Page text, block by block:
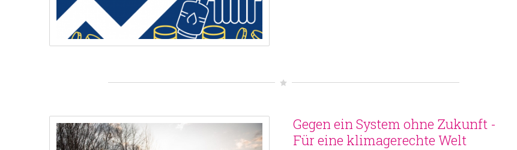
Gegen ein System ohne Zukunft -
Für eine klimagerechte Welt